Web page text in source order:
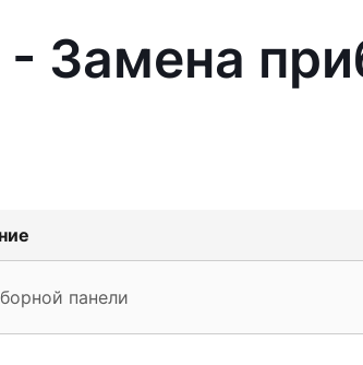
Замена
панели